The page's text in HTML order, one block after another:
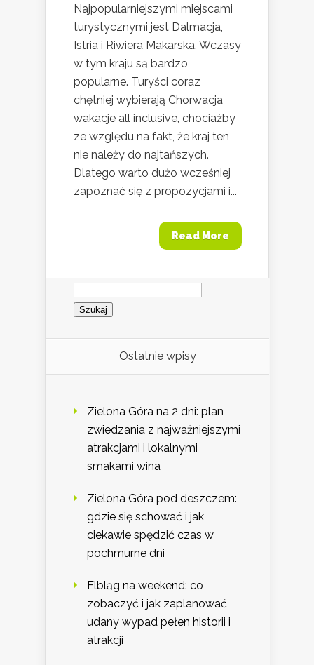
Najpopularniejszymi miejscami
turystycznymi jest Dalmacja,
Istria i Riwiera Makarska. Wczasy
w tym kraju są bardzo
popularne. Turyści coraz
chętniej wybierają Chorwacja
wakacje all inclusive, chociażby
ze względu na fakt, że kraj ten
nie należy do najtańszych.
Dlatego warto dużo wcześniej
zapoznać się z propozycjami i...
Read More
Szukaj:
Ostatnie wpisy
Zielona Góra na 2 dni: plan
zwiedzania z najważniejszymi
atrakcjami i lokalnymi
smakami wina
Zielona Góra pod deszczem:
gdzie się schować i jak
ciekawie spędzić czas w
pochmurne dni
Elbląg na weekend: co
zobaczyć i jak zaplanować
udany wypad pełen historii i
atrakcji